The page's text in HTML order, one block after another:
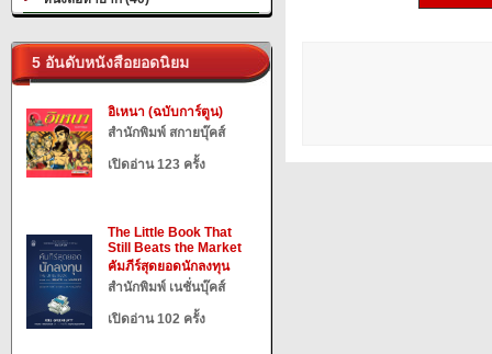
5 อันดับหนังสือยอดนิยม
อิเหนา (ฉบับการ์ตูน)
สำนักพิมพ์ สกายบุ๊คส์
เปิดอ่าน 123 ครั้ง
The Little Book That
Still Beats the Market
คัมภีร์สุดยอดนักลงทุน
สำนักพิมพ์ เนชั่นบุ๊คส์
เปิดอ่าน 102 ครั้ง